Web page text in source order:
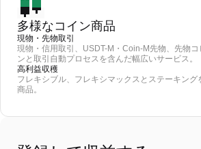
多様なコイン商品
現物・先物取引
現物・信用取引、USDT-M・Coin-M先物、先物コ
ンと取引自動プロセスを含んだ幅広いサービス。
高利益収穫
フレキシブル、フレキシマックスとステーキング
商品。